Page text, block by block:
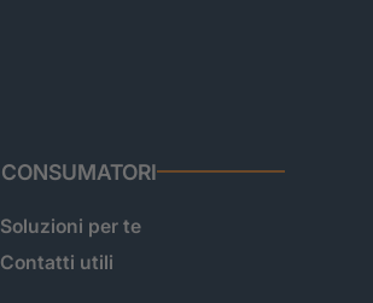
CONSUMATORI
Soluzioni per te
Contatti utili